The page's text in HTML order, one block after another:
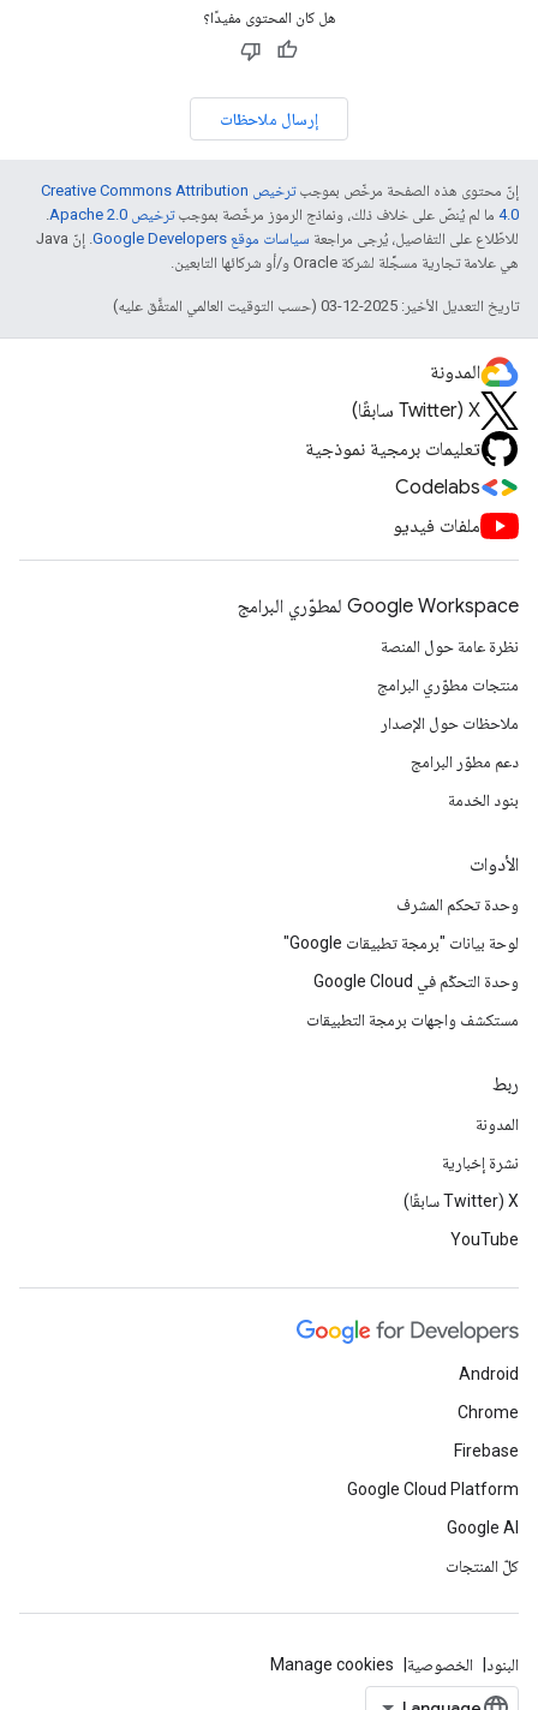
هل كان المحتوى مفيدًا؟
إرسال ملاحظات
إنّ محتوى هذه الصفحة مرخّص بموجب
ترخيص Creative Commons Attribution
4.0‏ ما لم يُنصّ على خلاف ذلك، ونماذج الرموز مرخّصة بموجبترخيص Apache 2.0‏
.
للاطّلاع على التفاصيل، يُرجى مراجعة سياسات موقع Google Developers‏
. إنّ Java
هي علامة تجارية مسجَّلة لشركة Oracle و/أو شركائها التابعين.
تاريخ التعديل الأخير: 2025-12-03 (حسب التوقيت العالمي المتفَّق عليه)
المدونة
‫X ‏(Twitter سابقًا)
تعليمات برمجية نموذجية
Codelabs
ملفات فيديو
Google Workspace لمطوّري البرامج
نظرة عامة حول المنصة
منتجات مطوّري البرامج
ملاحظات حول الإصدار
دعم مطوّر البرامج
بنود الخدمة
الأدوات
وحدة تحكم المشرف
لوحة بيانات "برمجة تطبيقات Google"
وحدة التحكّم في Google Cloud
مستكشف واجهات برمجة التطبيقات
ربط
المدونة
نشرة إخبارية
‫X ‏(Twitter سابقًا)
YouTube
Android
Chrome
Firebase
Google Cloud Platform
Google AI
كلّ المنتجات
البنود الخصوصية Manage cookies